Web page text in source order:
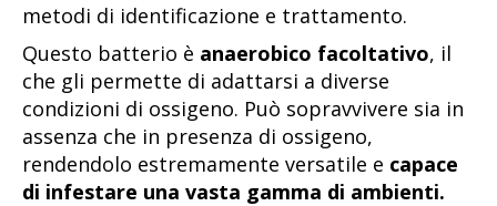
metodi di identificazione e trattamento.
Questo batterio è anaerobico facoltativo, il
che gli permette di adattarsi a diverse
condizioni di ossigeno. Può sopravvivere sia in
assenza che in presenza di ossigeno,
rendendolo estremamente versatile e capace
di infestare una vasta gamma di ambienti.